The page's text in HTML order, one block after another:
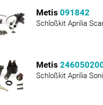
Metis 091842
Schloßkit Aprilia
Metis
Schloßkit Aprilia